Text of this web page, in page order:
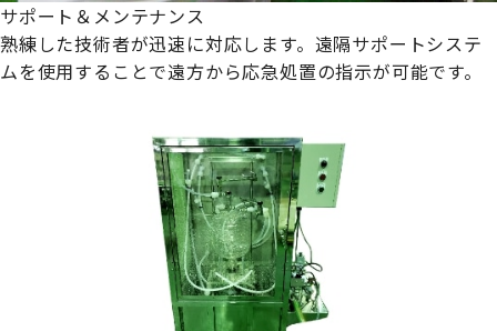
サポート＆メンテナンス
熟練した技術者が迅速に対応します。遠隔サポートシステ
ムを使用することで遠方から応急処置の指示が可能です。